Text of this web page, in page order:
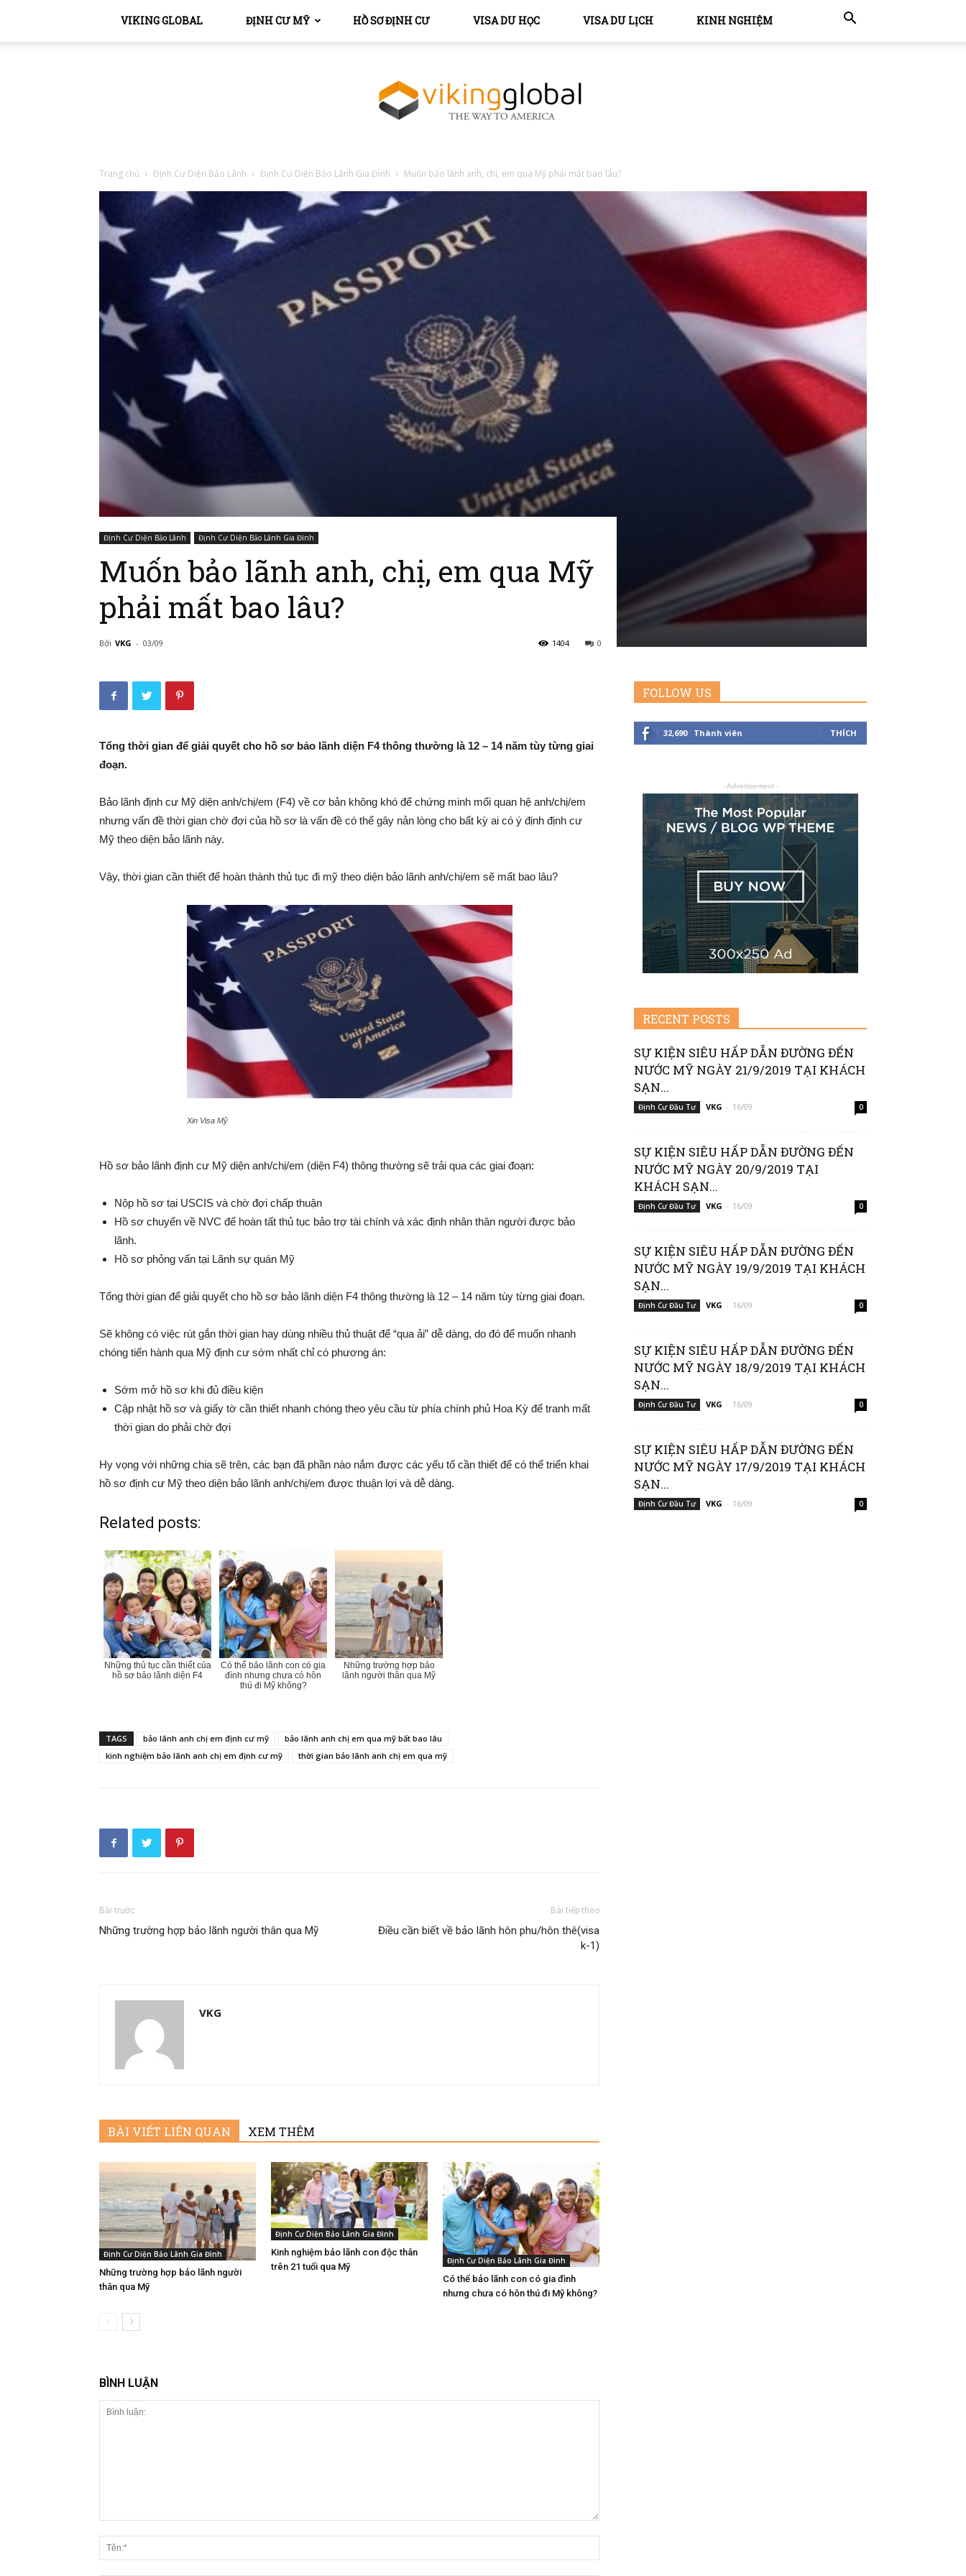
VIKING GLOBAL ĐỊNH CƯ MỸ HỒ SƠ ĐỊNH CƯ VISA DU HỌC VISA DU LỊCH KINH NGHIỆM
The
Đường
Nước
Mỹ
Member
Trang chủ ĐỊnh Cư Diện Bảo Lãnh Định Cư Diện Bảo Lãnh Gia Đình Muốn bảo lãnh anh, chị, em qua Mỹ phải mất bao lâu?
ĐỊnh Cư Diện Bảo Lãnh Định Cư Diện Bảo Lãnh Gia Đình
Muốn bảo lãnh anh, chị, em qua Mỹ
phải mất bao lâu?
Bởi VKG - 03/09 0
1404
Tổng thời gian để giải quyết cho hồ sơ bảo lãnh diện F4 thông thường là 12 – 14 năm tùy từng giai
đoạn.
Bảo lãnh định cư Mỹ diện anh/chị/em (F4) về cơ bản không khó để chứng minh mối quan hệ anh/chị/em
nhưng vấn đề thời gian chờ đợi của hồ sơ là vấn đề có thể gây nản lòng cho bất kỳ ai có ý định định cư
Mỹ theo diện bảo lãnh này.
Vậy, thời gian cần thiết để hoàn thành thủ tục đi mỹ theo diện bảo lãnh anh/chị/em sẽ mất bao lâu?
Xin Visa Mỹ
Hồ sơ bảo lãnh định cư Mỹ diện anh/chị/em (diện F4) thông thường sẽ trải qua các giai đoạn:
Nộp hồ sơ tại USCIS và chờ đợi chấp thuận
Hồ sơ chuyển về NVC để hoàn tất thủ tục bảo trợ tài chính và xác định nhân thân người được bảo
lãnh.
Hồ sơ phỏng vấn tại Lãnh sự quán Mỹ
Tổng thời gian để giải quyết cho hồ sơ bảo lãnh diện F4 thông thường là 12 – 14 năm tùy từng giai đoạn.
Sẽ không có việc rút gắn thời gian hay dùng nhiều thủ thuật để “qua ải” dễ dàng, do đó để muốn nhanh
chóng tiến hành qua Mỹ định cư sớm nhất chỉ có phương án:
Sớm mở hồ sơ khi đủ điều kiện
Cập nhật hồ sơ và giấy tờ cần thiết nhanh chóng theo yêu cầu từ phía chính phủ Hoa Kỳ để tranh mất
thời gian do phải chờ đợi
Hy vọng với những chia sẽ trên, các bạn đã phần nào nắm được các yếu tố cần thiết để có thể triển khai
hồ sơ định cư Mỹ theo diện bảo lãnh anh/chị/em được thuận lợi và dễ dàng.
Related posts:
Những thủ tục cần thiết của
hồ sơ bảo lãnh diện F4
Có thể bảo lãnh con có gia
đình nhưng chưa có hôn
thú đi Mỹ không?
Những trường hợp bảo
lãnh người thân qua Mỹ
TAGS bảo lãnh anh chị em định cư mỹ
bảo lãnh anh chị em qua mỹ bất bao lâu
kinh nghiệm bảo lãnh anh chị em định cư mỹ
thời gian bảo lãnh anh chị em qua mỹ
Bài trước
Những trường hợp bảo lãnh người thân qua Mỹ
Bài tiếp theo
Điều cần biết về bảo lãnh hôn phu/hôn thê(visa
k-1)
VKG
BÀI VIẾT LIÊN QUAN XEM THÊM
Định Cư Diện Bảo Lãnh Gia Đình
Những trường hợp bảo lãnh người
thân qua Mỹ
Định Cư Diện Bảo Lãnh Gia Đình
Kinh nghiệm bảo lãnh con độc thân
trên 21 tuổi qua Mỹ
Định Cư Diện Bảo Lãnh Gia Đình
Có thể bảo lãnh con có gia đình
nhưng chưa có hôn thú đi Mỹ không?
BÌNH LUẬN
FOLLOW US
32,690 Thành viên THÍCH
- Advertisement -
RECENT POSTS
SỰ KIỆN SIÊU HẤP DẪN ĐƯỜNG ĐẾN
NƯỚC MỸ NGÀY 21/9/2019 TẠI KHÁCH
SẠN...
Định Cư Đầu Tư VKG - 16/09 0
SỰ KIỆN SIÊU HẤP DẪN ĐƯỜNG ĐẾN
NƯỚC MỸ NGÀY 20/9/2019 TẠI
KHÁCH SẠN...
Định Cư Đầu Tư VKG - 16/09 0
SỰ KIỆN SIÊU HẤP DẪN ĐƯỜNG ĐẾN
NƯỚC MỸ NGÀY 19/9/2019 TẠI KHÁCH
SẠN...
Định Cư Đầu Tư VKG - 16/09 0
SỰ KIỆN SIÊU HẤP DẪN ĐƯỜNG ĐẾN
NƯỚC MỸ NGÀY 18/9/2019 TẠI KHÁCH
SẠN...
Định Cư Đầu Tư VKG - 16/09 0
SỰ KIỆN SIÊU HẤP DẪN ĐƯỜNG ĐẾN
NƯỚC MỸ NGÀY 17/9/2019 TẠI KHÁCH
SẠN...
Định Cư Đầu Tư VKG - 16/09 0